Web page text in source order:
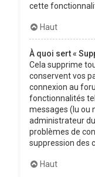
cette
Haut
À quoi sert «
Cela supprime
conservent vos
connexion au
fonctionnalités
messages (lu ou
administrateur
problèmes de
suppression des
Haut